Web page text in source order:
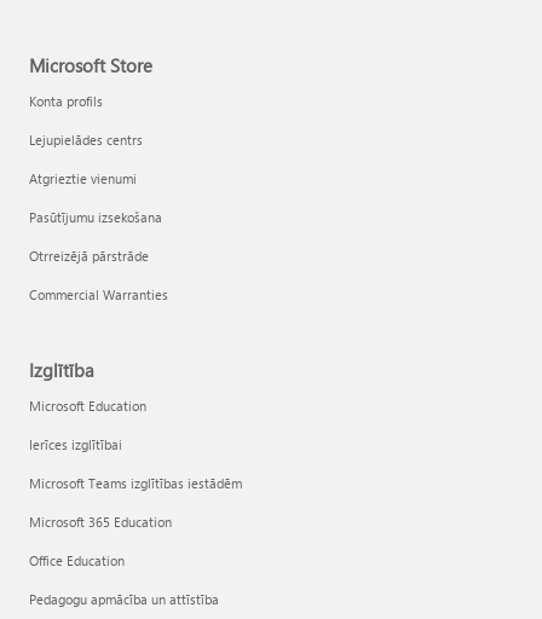
Microsoft Store
Konta profils
Lejupielādes centrs
Atgrieztie vienumi
Pasūtījumu izsekošana
Otrreizējā pārstrāde
Commercial Warranties
Izglītība
Microsoft Education
Ierīces izglītībai
Microsoft Teams izglītības iestādēm
Microsoft 365 Education
Office Education
Pedagogu apmācība un attīstība